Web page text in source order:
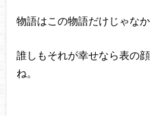
物語はこの物語だけじゃな
誰しもそれが幸せなら表の
ね。